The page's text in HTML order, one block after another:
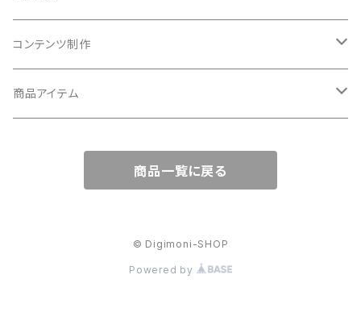
関西地方
大阪府
コンテンツ制作
広告動画制作
商品アイテム
商品一覧に戻る
© Digimoni-SHOP
Powered by